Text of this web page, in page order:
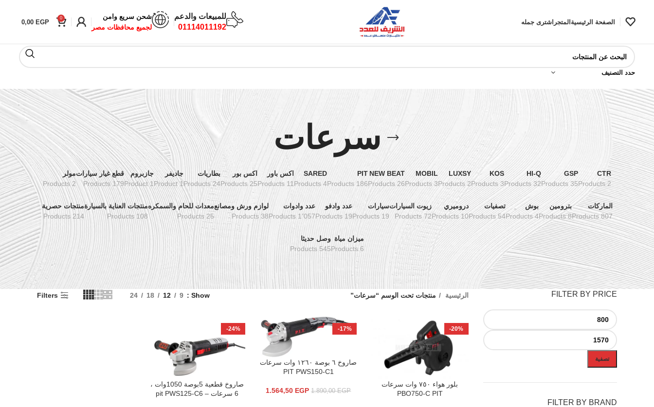
الصفحة الرئيسيةالمتجر اشترى جمله
للمبيعات والدعم
01114011192
شحن سريع وامن
لجميع محافظات مصر
0
0,00 EGP
حدد التصنيف
سرعات
CTR
2 Products
GSP
35 Products
HI-Q
32 Products
KOS
3 Products
LUXSY
2 Products
MOBIL
3 Products
NEW BEAT
26 Products
PIT
186 Products
SARED
4 Products
اكس باور
11 Products
اكس بور
25 Products
بطاريات
24 Products
جاديفر
1 Product
جازبروم
1 Product
قطع غيار سيارات
179 Products
مولر
2 Products
الماركات
807 Products
بترومين
8 Products
بوش
4 Products
تصفيات
54 Products
دروميري
10 Products
زيوت السيارات
72 Products
سيارات
19 Products
عدد وادفو
19 Products
عدد وادوات
1٬057 Products
لوازم ورش ومصانع
38 Products
معدات للحام والسمكره
25 Products
منتجات العناية بالسيارة
108 Products
منتجات حصرية
214 Products
ميزان مياة
6 Products
وصل حديثا
545 Products
FILTER BY PRICE
تصفية
FILTER BY BRAND
الرئيسية منتجات تحت الوسم “سرعات” Show
9
12
18
24
Filters
-20%
إضافة إلى السلة
بلور هواء ٧٥٠ وات سرعات
PBO750-C PIT
-17%
إضافة إلى السلة
صاروخ ٦ بوصة ١٢٦٠ وات سرعات
PIT PWS150-C1
1.890,00EGP
1.564,50 EGP
-24%
إضافة إلى السلة
صاروخ قطعية 5بوصة 1050وات ،
6 سرعات – pit PWS125-C6